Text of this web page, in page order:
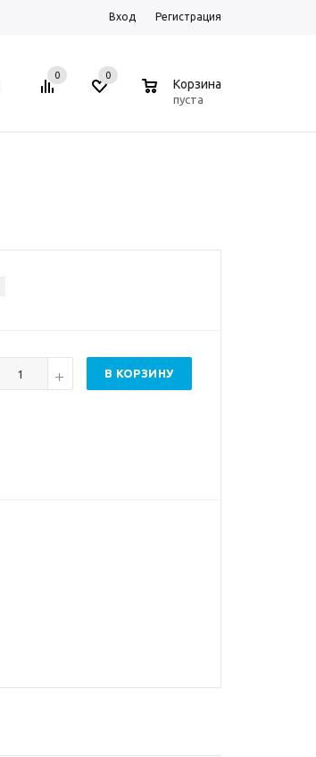
Вход Регистрация
0 0
Корзина
пуста
В КОРЗИНУ